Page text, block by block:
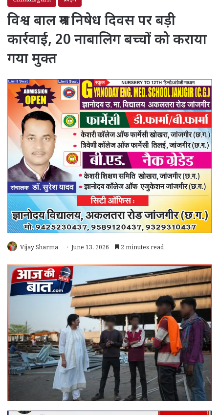
विश्व बाल श्रम निषेध दिवस पर बड़ी
कार्रवाई, 20 नाबालिग बच्चों को कराया
गया मुक्त
Vijay Sharma June 13, 2026 2 minutes read